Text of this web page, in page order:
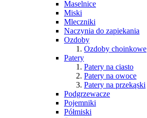
Maselnice
Miski
Mleczniki
Naczynia do zapiekania
Ozdoby
Ozdoby choinkowe
Patery
Patery na ciasto
Patery na owoce
Patery na przekąski
Podgrzewacze
Pojemniki
Półmiski